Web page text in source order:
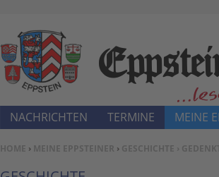
SIE BEFINDEN SICH HIER:
HOME › MEINE EPPSTEINER › GESCHICHTE ›
NACHRICHTEN TERMINE MEINE